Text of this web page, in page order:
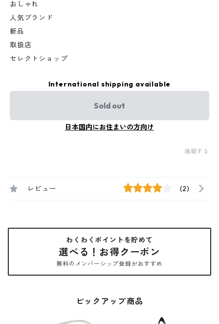
おしゃれ
人気ブランド
新品
取扱店
セレクトショップ
International shipping available
Sold out
日本国内にお住まいの方向け
通報する
レビュー (2)
わくわくポイントを貯めて
選べる！お得クーポン
無料のメンバーシップ登録がおすすめ
ピックアップ商品